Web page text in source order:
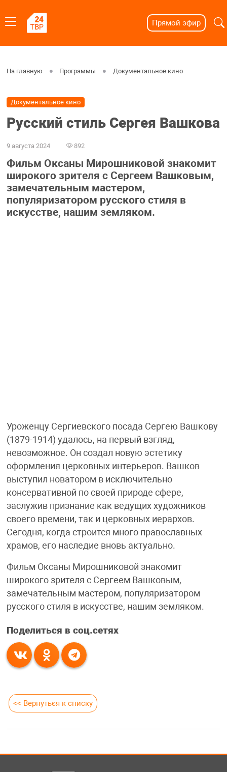
Прямой эфир
На главную Программы Документальное кино
Документальное кино
Русский стиль Сергея Вашкова
9 августа 2024 892
Фильм Оксаны Мирошниковой знакомит
широкого зрителя с Сергеем Вашковым,
замечательным мастером,
популяризатором русского стиля в
искусстве, нашим земляком.
Уроженцу Сергиевского посада Сергею Вашкову
(1879-1914) удалось, на первый взгляд,
невозможное. Он создал новую эстетику
оформления церковных интерьеров. Вашков
выступил новатором в исключительно
консервативной по своей природе сфере,
заслужив признание как ведущих художников
своего времени, так и церковных иерархов.
Сегодня, когда строится много православных
храмов, его наследие вновь актуально.
Фильм Оксаны Мирошниковой знакомит
широкого зрителя с Сергеем Вашковым,
замечательным мастером, популяризатором
русского стиля в искусстве, нашим земляком.
Поделиться в соц.сетях
<< Вернуться к списку